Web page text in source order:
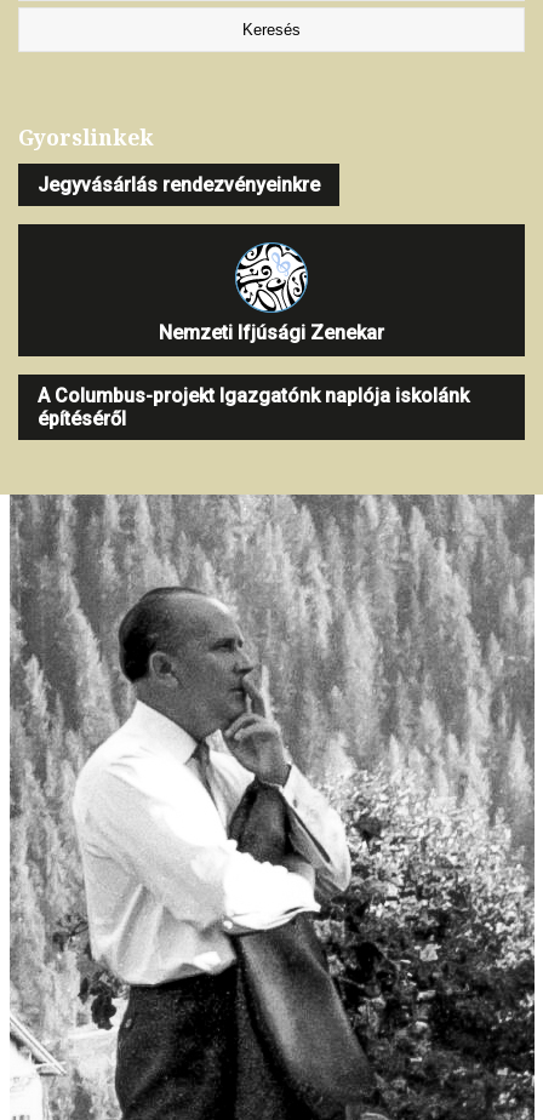
Gyorslinkek
Jegyvásárlás rendezvényeinkre
Nemzeti Ifjúsági Zenekar
A Columbus-projekt Igazgatónk naplója iskolánk
építéséről